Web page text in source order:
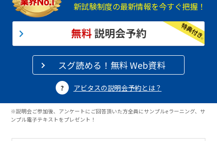
新試験制度の最新情報を今すぐ把握！
スグ読める！無料 Web資料
アビタスの説明会予約とは？
※説明会ご参加後、アンケートにご回答頂いた方全員にサンプルeラーニング、サ
ンプル電子テキストをプレゼント！